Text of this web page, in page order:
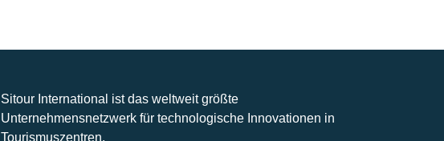
Sitour International ist das weltweit größte
Unternehmensnetzwerk für technologische Innovationen in
Tourismuszentren.